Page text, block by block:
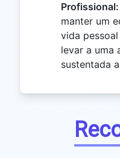
Profissional:
manter um
vida
levar a uma
sustentada